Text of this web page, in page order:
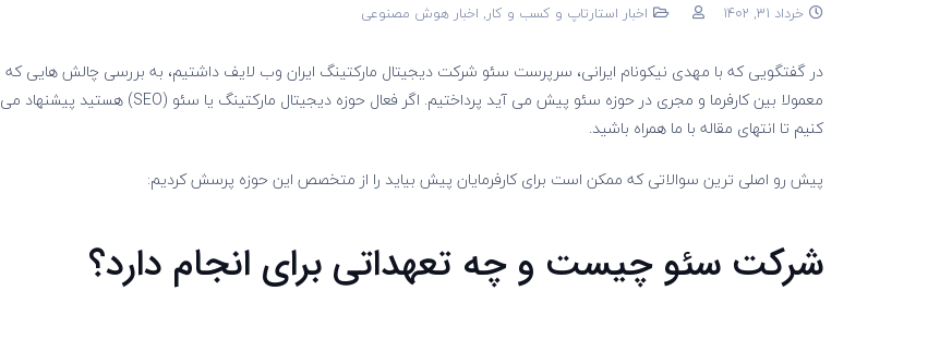
خرداد 31, 1402 اخبار استارتاپ و کسب و کار, اخبار هوش مصنوعی
در گفتگویی که با مهدی نیکونام ایرانی، سرپرست سئو شرکت دیجیتال مارکتینگ ایران وب لایف داشتیم، به بررسی چالش هایی که
معمولا بین کارفرما و مجری در حوزه سئو پیش می آید پرداختیم. اگر فعال حوزه دیجیتال مارکتینگ یا سئو (SEO) هستید پیشنهاد می
کنیم تا انتهای مقاله با ما همراه باشید.
پیش رو اصلی ترین سوالاتی که ممکن است برای کارفرمایان پیش بیاید را از متخصص این حوزه پرسش کردیم:
شرکت سئو چیست و چه تعهداتی برای انجام دارد؟